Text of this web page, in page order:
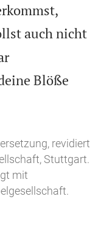
auch nicht
Blöße
revidiert
Stuttgart.
mit